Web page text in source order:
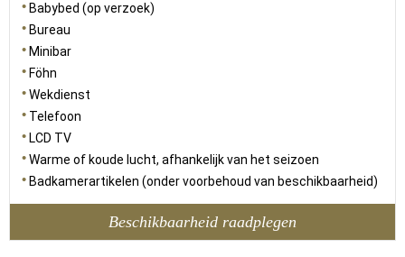
Babybed (op verzoek)
Bureau
Minibar
Föhn
Wekdienst
Telefoon
LCD TV
Warme of koude lucht, afhankelijk van het seizoen
Badkamerartikelen (onder voorbehoud van beschikbaarheid)
Beschikbaarheid raadplegen